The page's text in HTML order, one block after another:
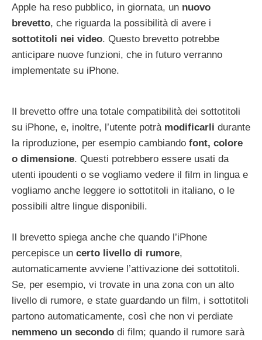
Apple ha reso pubblico, in giornata, un nuovo
brevetto, che riguarda la possibilità di avere i
sottotitoli nei video. Questo brevetto potrebbe
anticipare nuove funzioni, che in futuro verranno
implementate su iPhone.
Il brevetto offre una totale compatibilità dei sottotitoli
su iPhone, e, inoltre, l’utente potrà modificarli durante
la riproduzione, per esempio cambiando font, colore
o dimensione. Questi potrebbero essere usati da
utenti ipoudenti o se vogliamo vedere il film in lingua e
vogliamo anche leggere io sottotitoli in italiano, o le
possibili altre lingue disponibili.
Il brevetto spiega anche che quando l’iPhone
percepisce un certo livello di rumore,
automaticamente avviene l’attivazione dei sottotitoli.
Se, per esempio, vi trovate in una zona con un alto
livello di rumore, e state guardando un film, i sottotitoli
partono automaticamente, così che non vi perdiate
nemmeno un secondo di film; quando il rumore sarà